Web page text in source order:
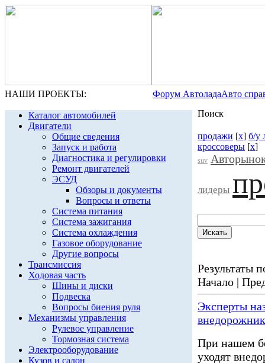
НАШИ ПРОЕКТЫ: Форум АвтоладаАвто
Каталог автомобилей
Двигатели
Общие сведения
Запуск и работа
Диагностика и регулировки
Ремонт двигателей
ЭСУД
Обзоры и документы
Вопросы и ответы
Система питания
Система зажигания
Система охлаждения
Газовое оборудование
Другие вопросы
Трансмиссия
Ходовая часть
Шины и диски
Подвеска
Вопросы биения руля
Механизмы управления
Рулевое управление
Тормозная система
Электрооборудование
Кузов и салон
Поиск
продажи [x] б/у
кроссоверы [x]
suv
лидеры
Результаты
Начало |
Эксперты
При нашем
уходят